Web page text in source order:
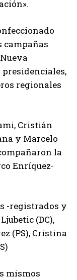
campañas
regionales
Cristián
y Marcelo
la
Enríquez-
-registrados y
(DC),
(PS), Cristina
mismos